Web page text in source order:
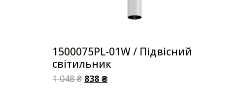
1500075PL-01W / Підвісний
світильник
1 048₴ 838₴